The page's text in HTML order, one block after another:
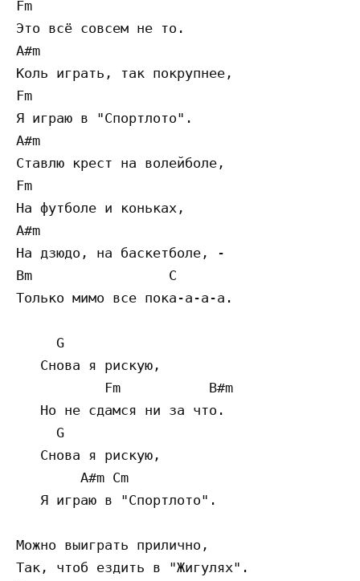
Fm
Это всё совсем не то.
A#m
Коль играть, так покрупнее,
Fm
Я играю в "Спортлото".
A#m
Ставлю крест на волейболе,
Fm
На футболе и коньках,
A#m
На дзюдо, на баскетболе, -
Bm                 C
Только мимо все пока-а-а-а.
     G
   Снова я рискую,
           Fm           B#m
   Но не сдамся ни за что.
     G
   Снова я рискую,
        A#m Cm
   Я играю в "Спортлото".
Можно выиграть прилично,
Так, чтоб ездить в "Жигулях".